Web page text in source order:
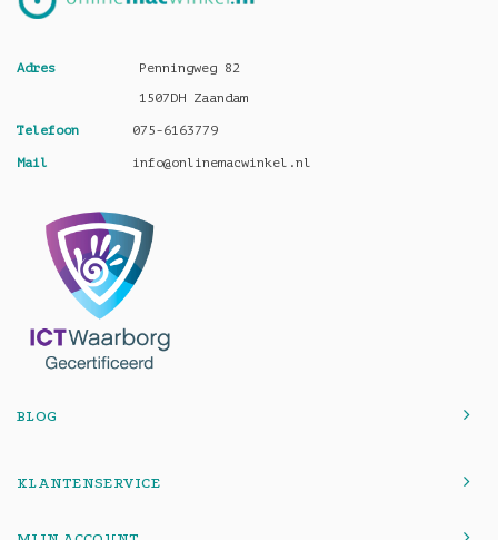
Adres
Penningweg 82
1507DH Zaandam
Telefoon 075-6163779
Mail info@onlinemacwinkel.nl
BLOG
KLANTENSERVICE